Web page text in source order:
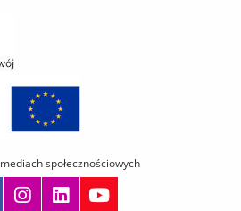
społecznościowych